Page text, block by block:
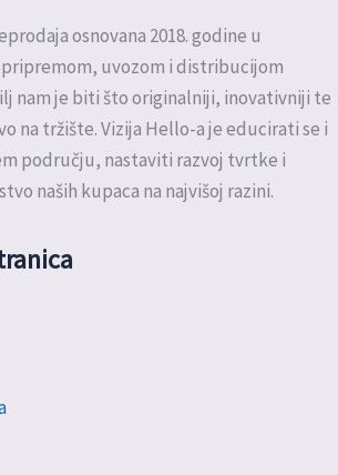
osnovana 2018. godine u
uvozom i distribucijom
nam je biti što originalniji, inovativniji te
na tržište. Vizija Hello-a je educirati se i
području, nastaviti razvoj tvrtke i
naših kupaca na najvišoj razini.